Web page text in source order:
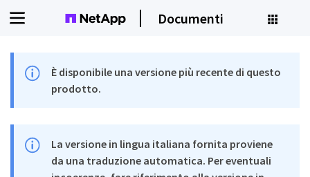
Documenti
È disponibile una versione più recente di questo
prodotto.
La versione in lingua italiana fornita proviene
da una traduzione automatica. Per eventuali